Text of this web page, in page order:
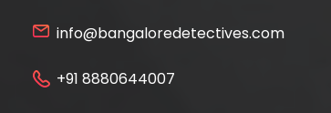
info@bangaloredetectives.com
+91 8880644007